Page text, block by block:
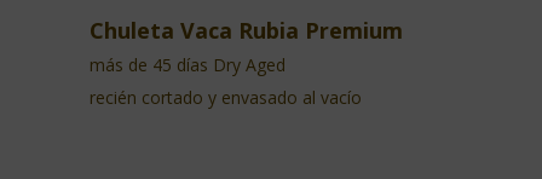
Chuleta Vaca Rubia Premium
más de 45 días Dry Aged
recién cortado y envasado al vacío